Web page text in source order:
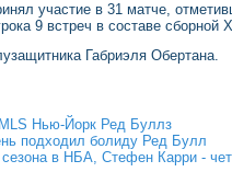
участие в 31 матче,
9 встреч в составе сборной
Габриэля Обертана.
Нью-Йорк Ред Буллз
подходил болиду Ред Булл
в НБА, Стефен Карри -